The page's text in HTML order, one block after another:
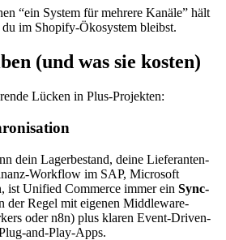
“ein System für mehrere Kanäle” hält
im Shopify-Ökosystem bleibst.
(und was sie kosten)
Lücken in Plus-Projekten:
dein Lagerbestand, deine Lieferanten-
Workflow im SAP, Microsoft
ist Unified Commerce immer ein Sync-
der Regel mit eigenen Middleware-
oder n8n) plus klaren Event-Driven-
and-Play-Apps.